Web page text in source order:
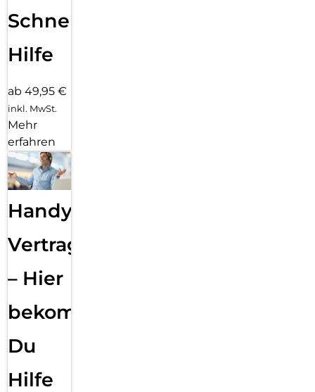
Schnelle
Hilfe
ab 49,95 €
inkl. MwSt.
Mehr
erfahren
Handy
Vertragsabwicklung
– Hier
bekommst
Du
Hilfe